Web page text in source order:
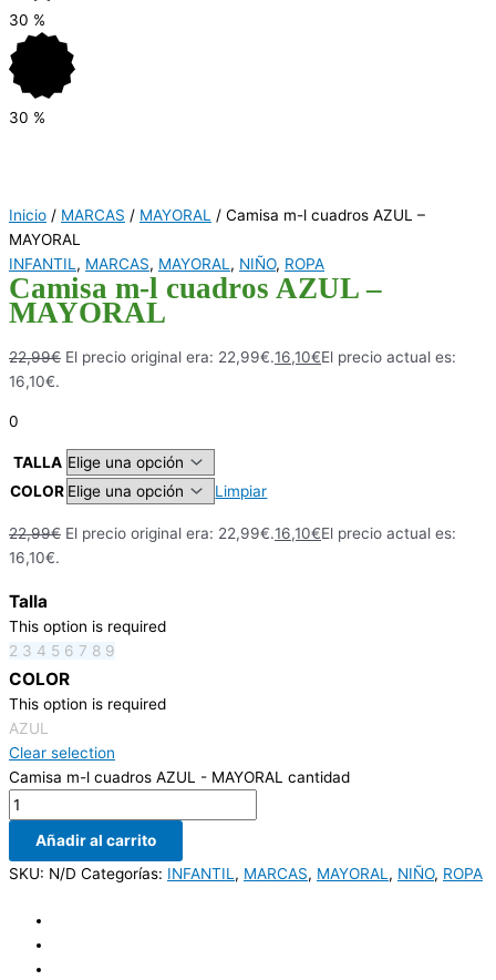
30 %
30 %
Inicio / MARCAS / MAYORAL
/ Camisa m-l cuadros AZUL –
MAYORAL
INFANTIL , MARCAS, MAYORAL , NIÑO, ROPA
Camisa m-l cuadros AZUL –
MAYORAL
22,99€ El precio original era: 22,99€.16,10€El precio actual es:
16,10€.
0
TALLA
COLOR
Limpiar
22,99€ El precio original era: 22,99€.16,10€El precio actual es:
16,10€.
Talla
This option is required
2 3 4 5 6 7 8 9
COLOR
This option is required
AZUL
Clear selection
Camisa m-l cuadros AZUL - MAYORAL cantidad
Añadir al carrito
SKU: N/D Categorías: INFANTIL , MARCAS, MAYORAL , NIÑO, ROPA